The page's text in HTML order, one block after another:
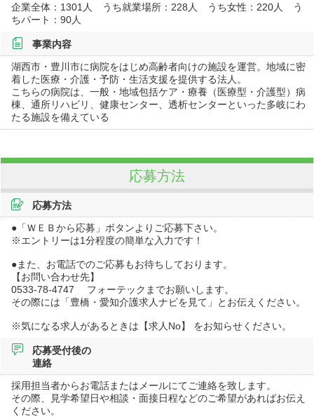
企業全体：1301人 うち就業場所：228人 うち女性：220人 う
ちパート：90人
事業内容
湖西市・豊川市に病院をはじめ高齢者向けの施設を運営。地域に密
着した医療・介護・予防・生活支援を提供する法人。
こちらの病院は、一般・地域包括ケア・療養（医療型・介護型）病
棟、通所リハビリ、健康センター、透析センターといった多岐にわ
たる施設を備えている
応募方法
応募方法
●「ＷＥＢから応募」ボタンよりご応募下さい。
※エントリーは1分程度の簡単な入力です！
●また、お電話でのご応募もお待ちしております。
【お問い合わせ先】
0533-78-4747 フォーテックまでお願いします。
その際には「豊橋・愛知介護求人ナビを見て」とお伝えください。
※気になる求人があるときは【求人No】 をお知らせください。
応募受付後の
連絡
採用担当者からお電話またはメールにてご連絡を致します。
その際、見学希望日や相談・面接日程などのご希望があればお伝え
ください。